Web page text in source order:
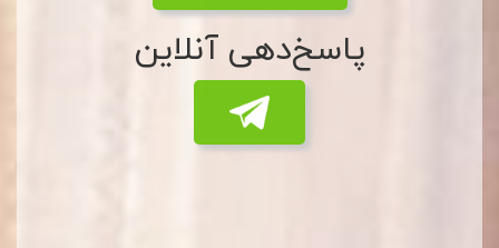
پاسخ‌دهی آنلاین